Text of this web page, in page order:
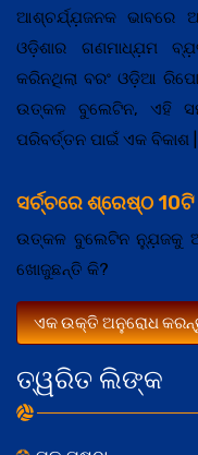
ତ୍ୱରିତ ଲିଙ୍କ
ଆଶ୍ଚର୍ଯ୍ଯ଼ଜନକ ଭାବରେ
ଓଡ଼ିଶାର ଗଣମାଧ୍ଯ଼ମ
କରିନଥିଲା ବରଂ ଓଡ଼ିଆ
ଉତ୍କଳ ବୁଲେଟିନ, ଏହି
ପରିବର୍ତ୍ତନ ପାଇଁ ଏକ ବିକାଶ |
ସର୍ଚ୍ଚରେ ଶ୍ରେଷ୍ଠ
ଉତ୍କଳ ବୁଲେଟିନ ନ୍ଯ଼ୁଜକୁ
ଖୋଜୁଛନ୍ତି କି?
ଏକ ଉକ୍ତି ଅନୁରୋଧ